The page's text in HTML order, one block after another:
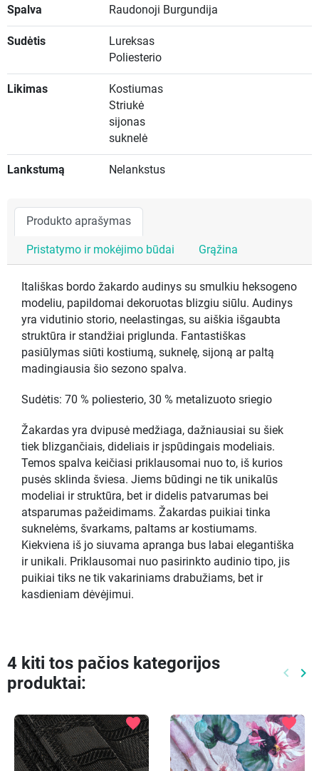
Spalva Raudonoji Burgundija
Sudėtis
Lureksas
Poliesterio
Likimas
Kostiumas
Striukė
sijonas
suknelė
Lankstumą Nelankstus
Produkto aprašymas
Pristatymo ir mokėjimo būdai Grąžina
Itališkas bordo žakardo audinys su smulkiu heksogeno
modeliu, papildomai dekoruotas blizgiu siūlu. Audinys
yra vidutinio storio, neelastingas, su aiškia išgaubta
struktūra ir standžiai priglunda. Fantastiškas
pasiūlymas siūti kostiumą, suknelę, sijoną ar paltą
madingiausia šio sezono spalva.
Sudėtis: 70 % poliesterio, 30 % metalizuoto sriegio
Žakardas yra dvipusė medžiaga, dažniausiai su šiek
tiek blizgančiais, dideliais ir įspūdingais modeliais.
Temos spalva keičiasi priklausomai nuo to, iš kurios
pusės sklinda šviesa. Jiems būdingi ne tik unikalūs
modeliai ir struktūra, bet ir didelis patvarumas bei
atsparumas pažeidimams. Žakardas puikiai tinka
suknelėms, švarkams, paltams ar kostiumams.
Kiekviena iš jo siuvama apranga bus labai elegantiška
ir unikali. Priklausomai nuo pasirinkto audinio tipo, jis
puikiai tiks ne tik vakariniams drabužiams, bet ir
kasdieniam dėvėjimui.
4 kiti tos pačios kategorijos
produktai:
keyboard_arrow_left keyboard_arrow_right
favorite favorite